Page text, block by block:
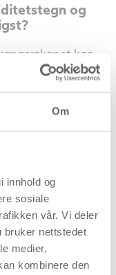
Om
innhold og
sosiale
vår. Vi deler
bruker nettstedet
medier,
kombinere den
og
kan
andre, og
kan
hele tatt under
og i slutten, og
mulig hensyn til
for litt ekstra
seg selv ved å
over hva